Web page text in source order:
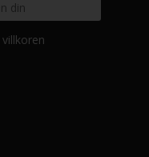
villkoren